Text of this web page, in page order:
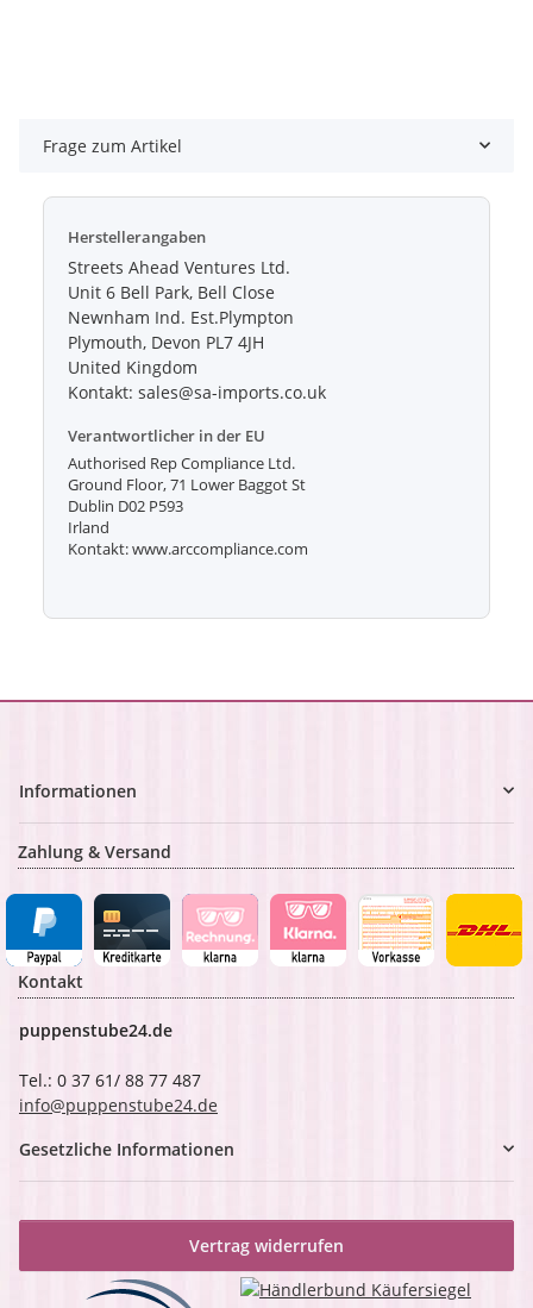
Frage zum Artikel
Herstellerangaben
Streets Ahead Ventures Ltd.
Unit 6 Bell Park, Bell Close
Newnham Ind. Est.Plympton
Plymouth, Devon PL7 4JH
United Kingdom
Kontakt: sales@sa-imports.co.uk
Verantwortlicher in der EU
Authorised Rep Compliance Ltd.
Ground Floor, 71 Lower Baggot St
Dublin D02 P593
Irland
Kontakt: www.arccompliance.com
Informationen
Zahlung & Versand
Kontakt
puppenstube24.de
Tel.: 0 37 61/ 88 77 487
info@puppenstube24.de
Gesetzliche Informationen
Vertrag widerrufen